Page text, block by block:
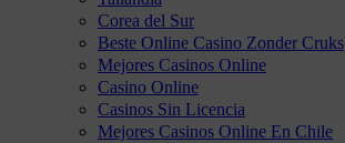
Corea del Sur
Beste Online Casino Zonder Cruks
Mejores Casinos Online
Casino Online
Casinos Sin Licencia
Mejores Casinos Online En Chile